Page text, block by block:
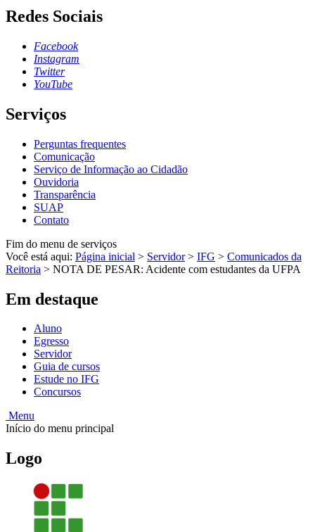
Redes Sociais
Facebook
Instagram
Twitter
YouTube
Serviços
Perguntas frequentes
Comunicação
Serviço de Informação ao Cidadão
Ouvidoria
Transparência
SUAP
Contato
Fim do menu de serviços
Você está aqui: Página inicial > Servidor > IFG > Comunicados da
Reitoria > NOTA DE PESAR: Acidente com estudantes da UFPA
Em destaque
Aluno
Egresso
Servidor
Guia de cursos
Estude no IFG
Concursos
Menu
Início do menu principal
Logo